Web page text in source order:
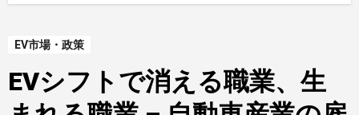
EV市場・政策
EVシフトで消える職業、生